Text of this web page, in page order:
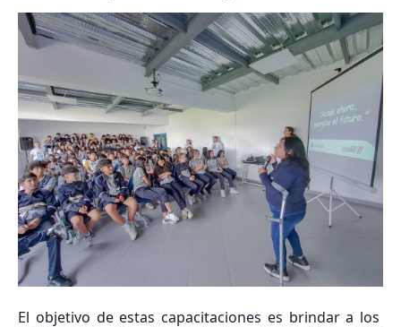
El objetivo de estas capacitaciones es brindar a los